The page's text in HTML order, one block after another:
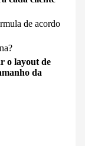
de acordo
o layout de
da